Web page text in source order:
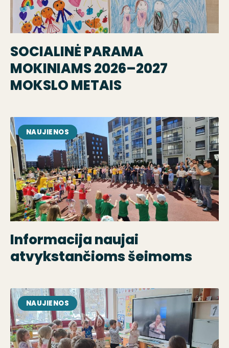
SOCIALINĖ PARAMA
MOKINIAMS 2026–2027
MOKSLO METAIS
NAUJIENOS
Informacija naujai
atvykstančioms šeimoms
NAUJIENOS